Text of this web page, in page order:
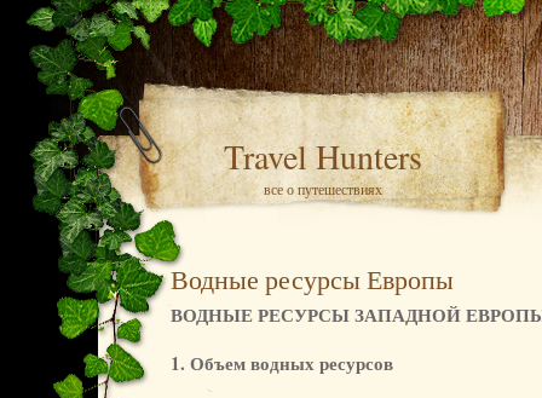
Travel Hunters
все о путешествиях
Водные ресурсы Европы
ВОДНЫЕ РЕСУРСЫ ЗАПАДНОЙ
1. Объем водных ресурсов